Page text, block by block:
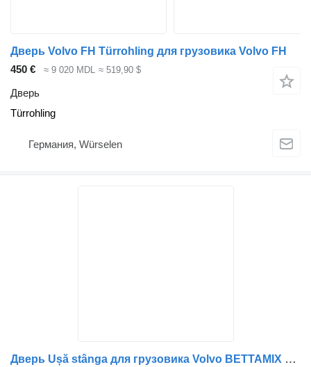
Дверь Volvo FH Türrohling для грузовика Volvo FH
450 €
≈ 9 020 MDL ≈ 519,90 $
Дверь
Türrohling
Германия, Würselen
Дверь Ușă stânga для грузовика Volvo BETTAMIX Concrete Ltd